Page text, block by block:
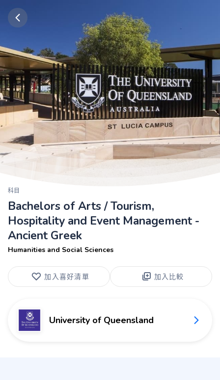
科目
Bachelors of Arts / Tourism,
Hospitality and Event Management -
Ancient Greek
Humanities and Social Sciences
加入喜好清單 加入比較
University of Queensland